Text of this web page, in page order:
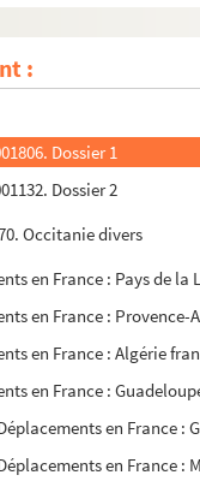
:
1990
1993
Dossier 1
Dossier 2
Occitanie divers
en France : Pays de la
en France : Provence-
en France : Algérie
en France :
en France :
en France :